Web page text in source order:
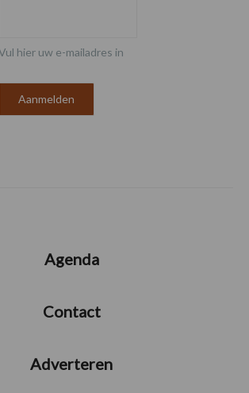
hier uw e-mailadres in
Agenda
Contact
Adverteren